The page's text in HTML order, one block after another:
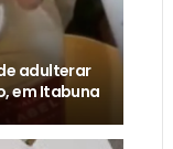
adulterar
em Itabuna